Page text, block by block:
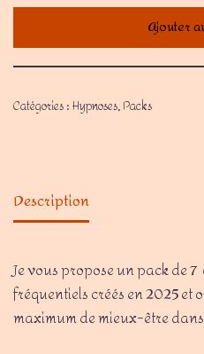
Ajouter
Catégories :Hypnoses,Packs
Description
Je vous propose un pack de
fréquentiels créés en 2025
maximum de mieux-être